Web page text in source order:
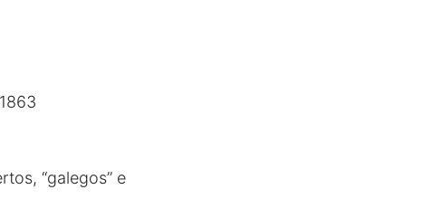
“galegos” e